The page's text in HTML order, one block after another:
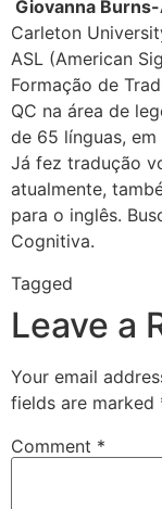
Giovanna
Carleton
ASL (American
Formação de
QC na área de
de 65 línguas,
Já fez tradução
atualmente,
para o inglês.
Cognitiva.
Tagged
Leave a
Your email
fields are marked
Comment *